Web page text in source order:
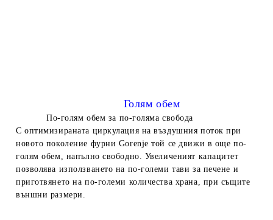
Голям обем
По-голям обем за по-голяма свобода
С оптимизираната циркулация на въздушния поток при
новото поколение фурни Gorenje той се движи в още по-
голям обем, напълно свободно. Увеличеният капацитет
позволява използването на по-големи тави за печене и
приготвянето на по-големи количества храна, при същите
външни размери.